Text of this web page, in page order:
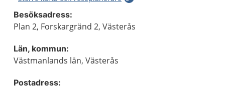
Besöksadress:
Plan 2, Forskargränd 2, Västerås
Län, kommun:
Västmanlands län, Västerås
Postadress: